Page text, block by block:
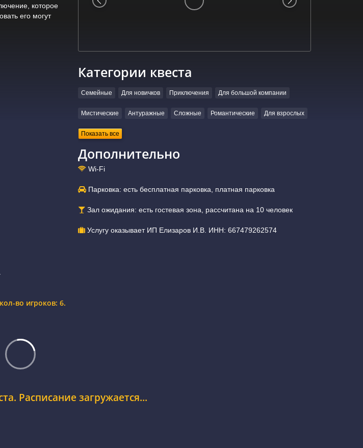
которое
его могут
Категории квеста
Семейные Для новичков Приключения Для большой компании
Мистические Антуражные Сложные Романтические Для взрослых
Показать все
Дополнительно
Wi-Fi
Парковка: есть бесплатная парковка, платная парковка
Зал ожидания: есть гостевая зона, рассчитана на 10 человек
Услугу оказывает ИП Елизаров И.В. ИНН: 667479262574
во игроков: 6.
Расписание загружается...